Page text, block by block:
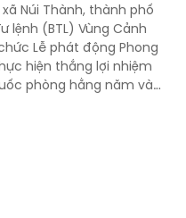
Núi Thành, thành phố
lệnh (BTL) Vùng Cảnh
Lễ phát động Phong
hiện thắng lợi nhiệm
phòng hằng năm và